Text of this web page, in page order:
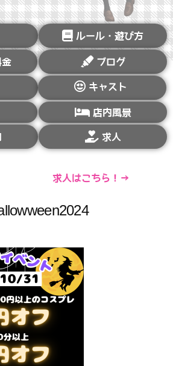
ルール・遊び方
金 ブログ
キャスト
店内風景
求人
求人はこちら！→